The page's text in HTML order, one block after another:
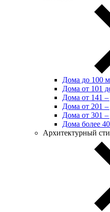
Дома до 100
Дома от 101
Дома от 141
Дома от 201
Дома от 301
Дома более
Архитектурный